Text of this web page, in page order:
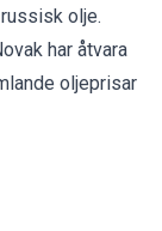
olje.
har åtvara
oljeprisar